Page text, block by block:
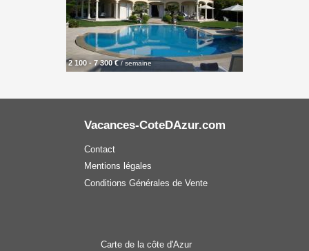
2 100 - 7 300 €/ semaine
Vacances-CoteDAzur.com
Contact
Mentions légales
Conditions Générales de Vente
Carte de la côte d'Azur